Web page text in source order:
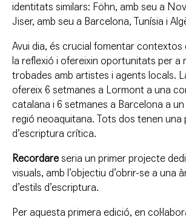
identitats similars: Föhn, amb seu a
Jiser, amb seu a Barcelona, Tunísia i
Avui dia, és crucial fomentar contextos
la reflexió i ofereixin oportunitats per a
trobades amb artistes i agents locals.
ofereix 6 setmanes a Lormont a una
catalana i 6 setmanes a Barcelona a
regió neoaquitana. Tots dos tenen una
d’escriptura crítica.
Recordareseria un primer projecte
visuals, amb l’objectiu d’obrir-se a una
d’estils d’escriptura.
Per aquesta primera edició, en